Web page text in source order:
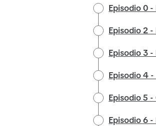
Episodio 0 -
Episodio 2 -
Episodio 3 -
Episodio 4 -
Episodio 5 -
Episodio 6